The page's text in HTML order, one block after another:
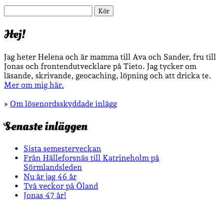
Hej!
Jag heter Helena och är mamma till Ava och Sander, fru till
Jonas och frontendutvecklare på Tieto. Jag tycker om
läsande, skrivande, geocaching, löpning och att dricka te.
Mer om mig här.
» Om lösenordsskyddade inlägg
Senaste inläggen
Sista semesterveckan
Från Hälleforsnäs till Katrineholm på
Sörmlandsleden
Nu är jag 46 år
Två veckor på Öland
Jonas 47 år!